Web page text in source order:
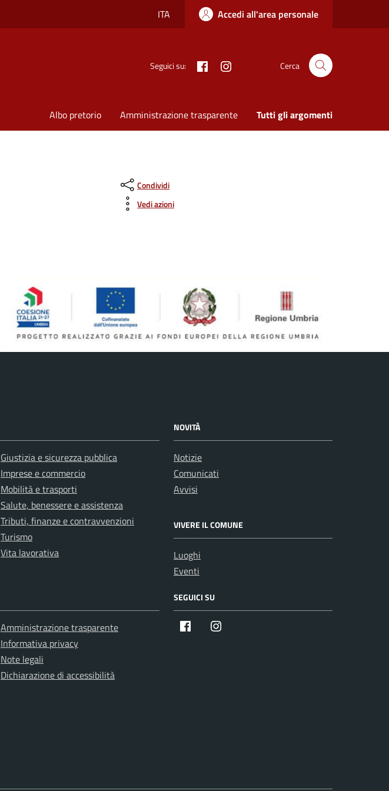
ITA Accedi all'area personale
Seguici su: Facebook Cerca
Albo pretorio Amministrazione trasparente Tutti gli argomenti
Condividi
Vedi azioni
Giustizia e sicurezza pubblica
Imprese e commercio
Mobilità e trasporti
Salute, benessere e assistenza
Tributi, finanze e contravvenzioni
Turismo
Vita lavorativa
NOVITÀ
Notizie
Comunicati
Avvisi
VIVERE IL COMUNE
Luoghi
Eventi
Amministrazione trasparente
Informativa privacy
Note legali
Dichiarazione di accessibilità
SEGUICI SU
Facebook